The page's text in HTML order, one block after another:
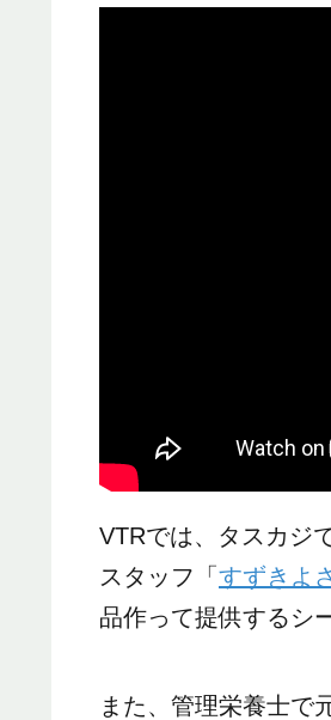
VTRでは、タスカジ
スタッフ「すずきよ
品作って提供するシ
また、管理栄養士で